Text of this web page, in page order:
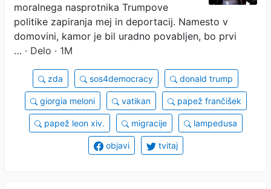
moralnega nasprotnika Trumpove
politike zapiranja mej in deportacij. Namesto v
domovini, kamor je bil uradno povabljen, bo prvi
… · Delo · 1M
zda sos4democracy donald trump
giorgia meloni vatikan papež frančišek
papež leon xiv. migracije lampedusa
objavi tvitaj